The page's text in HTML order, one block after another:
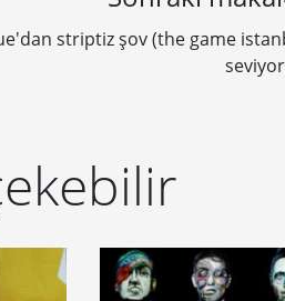
striptiz şov (the game